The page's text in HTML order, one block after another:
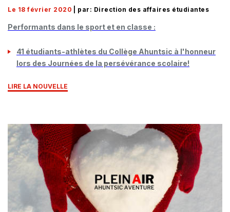
Le 18 février 2020 | par: Direction des affaires étudiantes
Performants dans le sport et en classe :
41 étudiants-athlètes du Collège Ahuntsic à l'honneur
lors des Journées de la persévérance scolaire!
LIRE LA NOUVELLE